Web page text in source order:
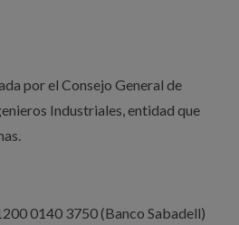
por el Consejo General de
Industriales, entidad que
0140 3750 (Banco Sabadell)